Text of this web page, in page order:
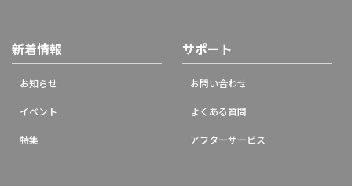
新着情報
お知らせ
イベント
特集
サポート
お問い合わせ
よくある質問
アフターサービス